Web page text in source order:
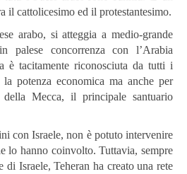
il cattolicesimo ed il protestantesimo.
arabo, si atteggia a medio-grande
palese concorrenza con l’Arabia
è tacitamente riconosciuta da tutti i
potenza economica ma anche per
Mecca, il principale santuario
con Israele, non è potuto intervenire
lo hanno coinvolto. Tuttavia, sempre
di Israele, Teheran ha creato una rete